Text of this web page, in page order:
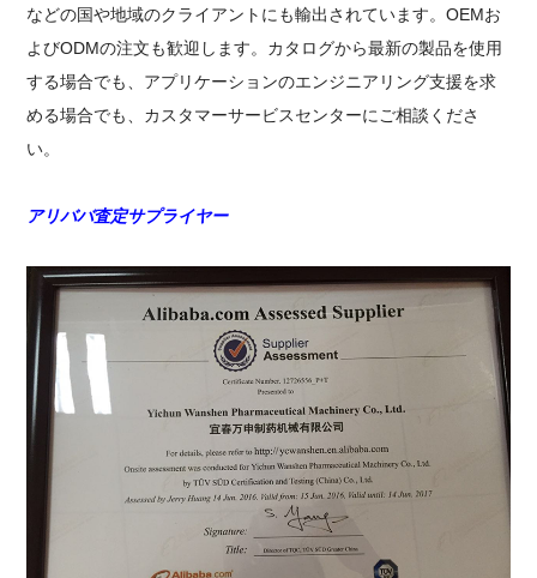
などの国や地域のクライアントにも輸出されています。OEMお
よびODMの注文も歓迎します。カタログから最新の製品を使用
する場合でも、アプリケーションのエンジニアリング支援を求
める場合でも、カスタマーサービスセンターにご相談くださ
い。
アリババ査定サプライヤー